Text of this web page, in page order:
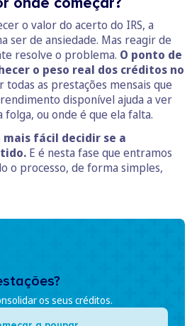
o valor do acerto do IRS, a
ser de ansiedade. Mas reagir de
resolve o problema. O ponto de
o peso real dos créditos no
todas as prestações mensais que
disponível ajuda a ver
folga, ou onde é que ela falta.
fácil decidir se a
E é nesta fase que entramos
o processo, de forma simples,
os seus créditos.